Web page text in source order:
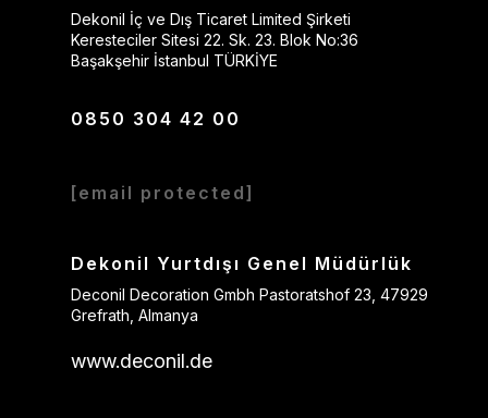
Dekonil İç ve Dış Ticaret Limited Şirketi
Keresteciler Sitesi 22. Sk. 23. Blok No:36
Başakşehir İstanbul TÜRKİYE
0850 304 42 00
[email protected]
Dekonil Yurtdışı Genel Müdürlük
Deconil Decoration Gmbh Pastoratshof 23, 47929
Grefrath, Almanya
www.deconil.de